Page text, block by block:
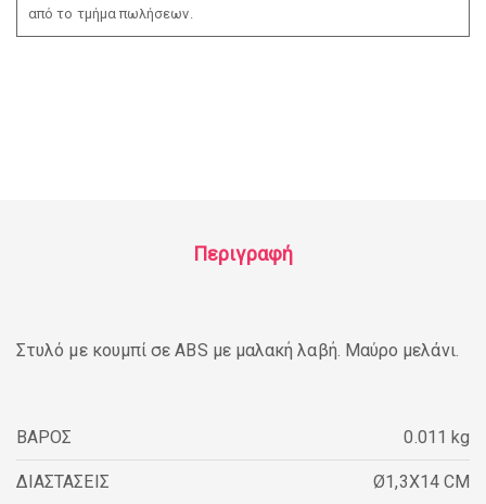
από το τμήμα πωλήσεων.
Περιγραφή
Στυλό με κουμπί σε ABS με μαλακή λαβή. Μαύρο μελάνι.
ΒΑΡΟΣ 0.011 kg
ΔΙΑΣΤΑΣΕΙΣ Ø1,3X14 CM